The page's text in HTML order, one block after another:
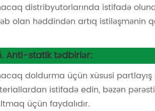
distribyutorlarında istifadə
olan həddindən artıq istiləşmənin
Anti-statik tədbirlər:
doldurma üçün xüsusi
istifadə edin, bəzən
üçün faydalıdır.